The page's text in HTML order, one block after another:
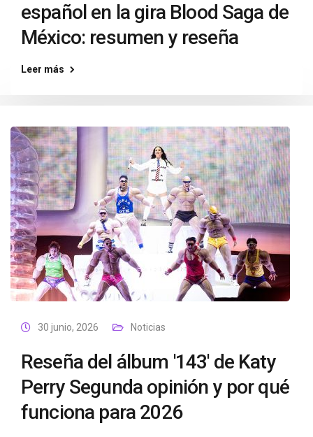
español en la gira Blood Saga de
México: resumen y reseña
Leer más
30 junio, 2026 Noticias
Reseña del álbum '143' de Katy
Perry Segunda opinión y por qué
funciona para 2026